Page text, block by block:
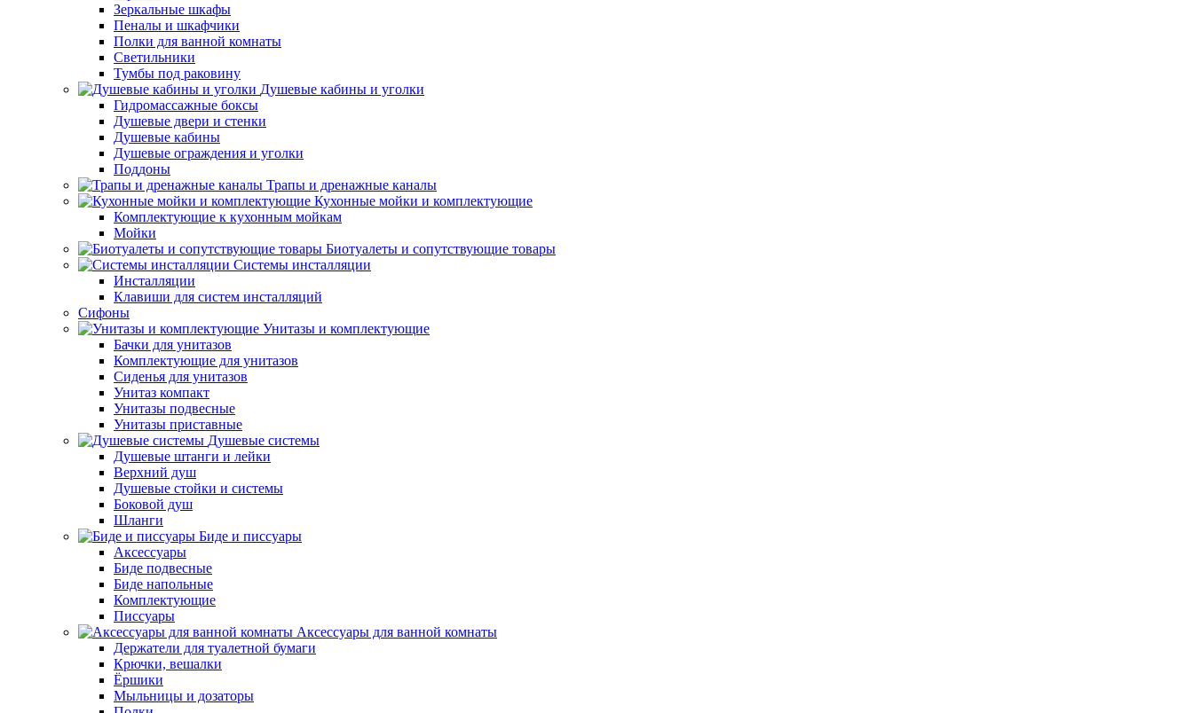
Зеркальные шкафы
Пеналы и шкафчики
Полки для ванной комнаты
Светильники
Тумбы под раковину
Душевые кабины и уголки
Гидромассажные боксы
Душевые двери и стенки
Душевые кабины
Душевые ограждения и уголки
Поддоны
Трапы и дренажные каналы
Кухонные мойки и комплектующие
Комплектующие к кухонным мойкам
Мойки
Биотуалеты и сопутствующие товары
Системы инсталляции
Инсталляции
Клавиши для систем инсталляций
Сифоны
Унитазы и комплектующие
Бачки для унитазов
Комплектующие для унитазов
Сиденья для унитазов
Унитаз компакт
Унитазы подвесные
Унитазы приставные
Душевые системы
Душевые штанги и лейки
Верхний душ
Душевые стойки и системы
Боковой душ
Шланги
Биде и писсуары
Аксессуары
Биде подвесные
Биде напольные
Комплектующие
Писсуары
Аксессуары для ванной комнаты
Держатели для туалетной бумаги
Крючки, вешалки
Ёршики
Мыльницы и дозаторы